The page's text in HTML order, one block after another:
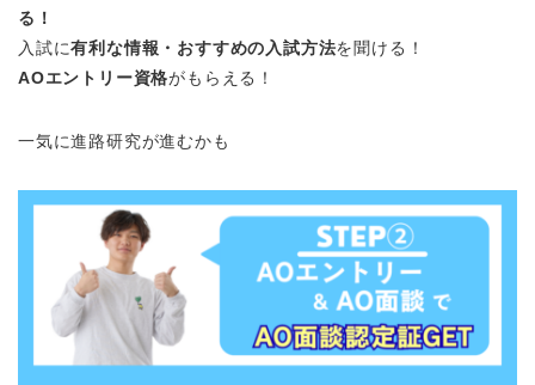
る！
入試に有利な情報・おすすめの入試方法を聞ける！
AOエントリー資格がもらえる！
一気に進路研究が進むかも